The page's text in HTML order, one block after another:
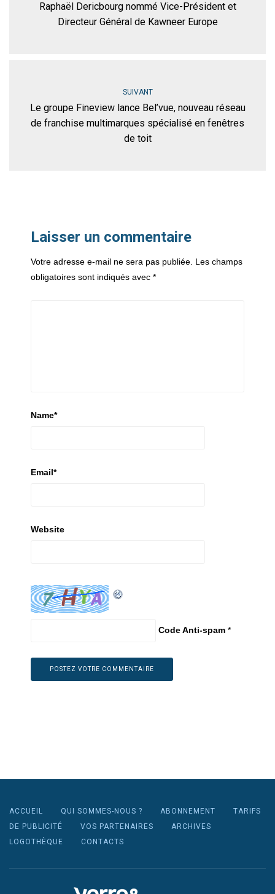
Raphaël Dericbourg nommé Vice-Président et
Directeur Général de Kawneer Europe
SUIVANT
Le groupe Fineview lance Bel’vue, nouveau réseau
de franchise multimarques spécialisé en fenêtres
de toit
Laisser un commentaire
Votre adresse e-mail ne sera pas publiée. Les champs
obligatoires sont indiqués avec *
Name*
Email*
Website
Code Anti-spam *
ACCUEIL QUI SOMMES-NOUS ? ABONNEMENT
TARIFS
DE PUBLICITÉ
VOS PARTENAIRES
ARCHIVES
LOGOTHÈQUE
CONTACTS